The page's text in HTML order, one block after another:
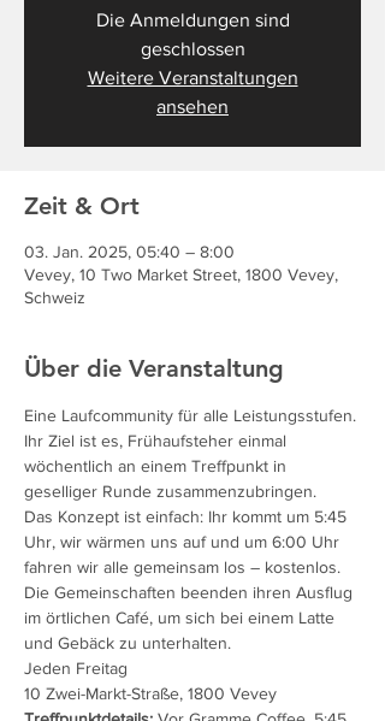
Die Anmeldungen sind
geschlossen
Weitere Veranstaltungen
ansehen
Zeit & Ort
03. Jan. 2025, 05:40 – 8:00
Vevey, 10 Two Market Street, 1800 Vevey,
Schweiz
Über die Veranstaltung
Eine Laufcommunity für alle Leistungsstufen.
Ihr Ziel ist es, Frühaufsteher einmal
wöchentlich an einem Treffpunkt in
geselliger Runde zusammenzubringen.
Das Konzept ist einfach: Ihr kommt um 5:45
Uhr, wir wärmen uns auf und um 6:00 Uhr
fahren wir alle gemeinsam los – kostenlos.
Die Gemeinschaften beenden ihren Ausflug
im örtlichen Café, um sich bei einem Latte
und Gebäck zu unterhalten.
Jeden Freitag
10 Zwei-Markt-Straße, 1800 Vevey